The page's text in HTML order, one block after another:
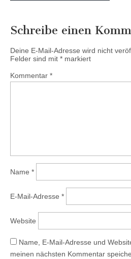
Schreibe einen
Deine E-Mail-Adresse wird nicht
Felder sind mit * markiert
Kommentar *
Name *
E-Mail-Adresse *
Website
Name, E-Mail-Adresse und
meinen nächsten Kommentar